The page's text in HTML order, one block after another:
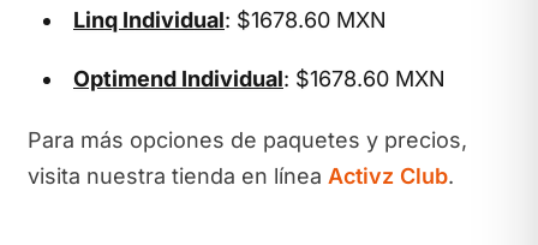
Linq Individual: $1678.60 MXN
Optimend Individual: $1678.60 MXN
Para más opciones de paquetes y precios,
visita nuestra tienda en línea Activz Club.